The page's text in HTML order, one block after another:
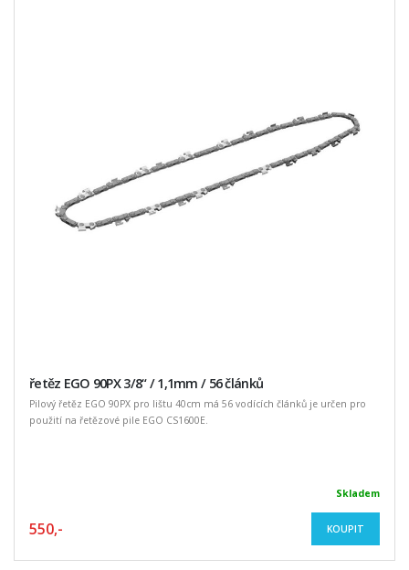
řetěz EGO 90PX 3/8“ / 1,1mm / 56 článků
Pilový řetěz EGO 90PX pro lištu 40cm má 56 vodících článků je určen pro
použití na řetězové pile EGO CS1600E.
Skladem
550,- KOUPIT